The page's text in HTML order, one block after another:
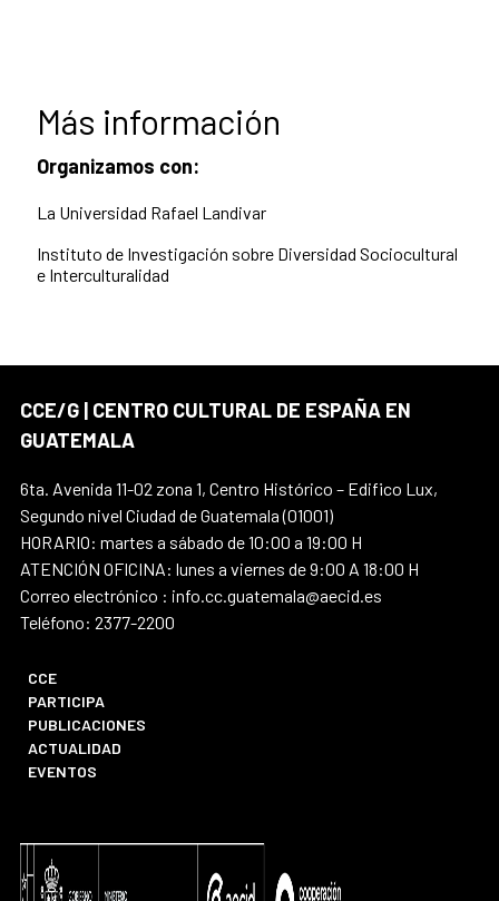
Más información
Organizamos con:
La Universidad Rafael Landivar
Instituto de Investigación sobre Diversidad Sociocultural
e Interculturalidad
CCE/G | CENTRO CULTURAL DE ESPAÑA EN
GUATEMALA
6ta. Avenida 11-02 zona 1, Centro Histórico – Edifico Lux,
Segundo nivel Ciudad de Guatemala (01001)
HORARIO: martes a sábado de 10:00 a 19:00 H
ATENCIÓN OFICINA: lunes a viernes de 9:00 A 18:00 H
Correo electrónico : info.cc.guatemala@aecid.es
Teléfono: 2377-2200
CCE
PARTICIPA
PUBLICACIONES
ACTUALIDAD
EVENTOS